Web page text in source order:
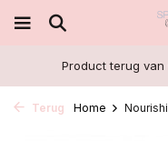
Product terug
Terug Home